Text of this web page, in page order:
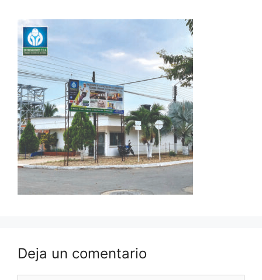
Deja un comentario